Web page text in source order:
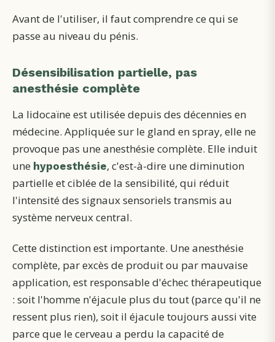
Avant de l'utiliser, il faut comprendre ce qui se
passe au niveau du pénis.
Désensibilisation partielle, pas
anesthésie complète
La lidocaïne est utilisée depuis des décennies en
médecine. Appliquée sur le gland en spray, elle ne
provoque pas une anesthésie complète. Elle induit
une hypoesthésie, c'est-à-dire une diminution
partielle et ciblée de la sensibilité, qui réduit
l'intensité des signaux sensoriels transmis au
système nerveux central.
Cette distinction est importante. Une anesthésie
complète, par excès de produit ou par mauvaise
application, est responsable d'échec thérapeutique
: soit l'homme n'éjacule plus du tout (parce qu'il ne
ressent plus rien), soit il éjacule toujours aussi vite
parce que le cerveau a perdu la capacité de